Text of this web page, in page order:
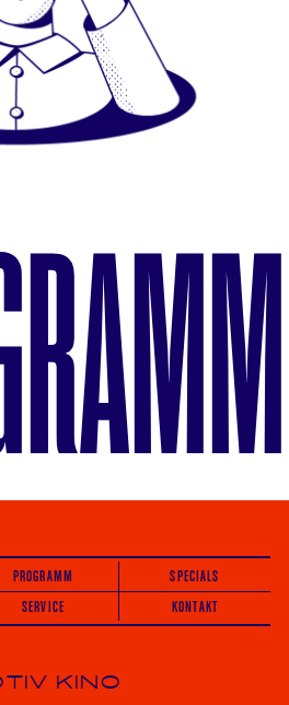
PROGRAMM
SPECIALS
SERVICE KONTAKT
KINO